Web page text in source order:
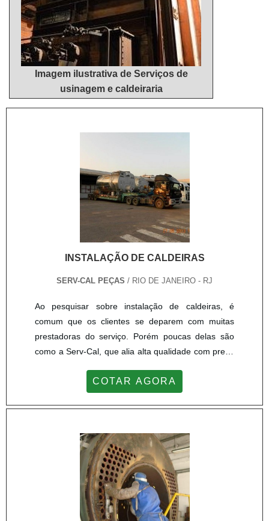
Imagem ilustrativa de Serviços de
usinagem e caldeiraria
INSTALAÇÃO DE CALDEIRAS
SERV-CAL PEÇAS / RIO DE JANEIRO - RJ
Ao pesquisar sobre instalação de caldeiras, é
comum que os clientes se deparem com muitas
prestadoras do serviço. Porém poucas delas são
como a Serv-Cal, que alia alta qualidade com preço
alta qualidade de ponta a ponta, o que faz toda a
SOBRE O SERVIÇONormalmente, a instalação
armazenagem de vapor de alta performance e
eficiência, promovendo proteção tanto do meio
ambiente quanto de todos que circulam pelo local,
visto que se trata de um insumo com temperatura
muito superior à atmosférica. Desse modo, é
necessário seguir as regras da NR13.Com relação
COTAR AGORA